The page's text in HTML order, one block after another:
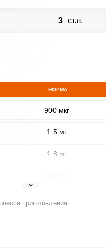
3 ст.л.
НОРМА
900 мкг
1.5 мг
1.8 мг
приготовления.